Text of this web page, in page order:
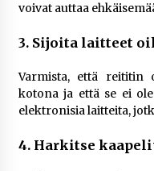
voivat auttaa
3. Sijoita laitteet
Varmista, että reititin
kotona ja että se ei
elektronisia laitteita,
4. Harkitse